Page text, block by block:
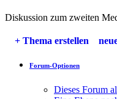
Diskussion zum zweiten
+ Thema erstellen
Forum-Optionen
Dieses Forum